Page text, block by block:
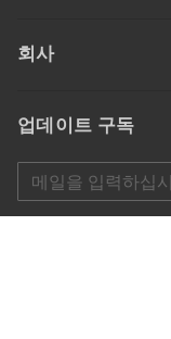
회사
업데이트 구독